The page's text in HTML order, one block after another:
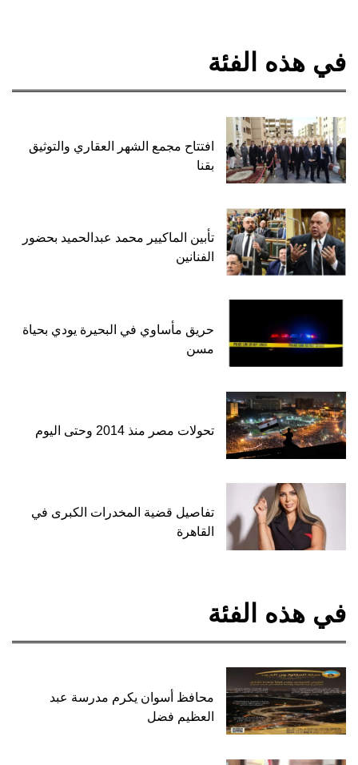
في هذه الفئة
افتتاح مجمع الشهر العقاري والتوثيق
بقنا
تأبين الماكيير محمد عبدالحميد بحضور
الفنانين
حريق مأساوي في البحيرة يودي بحياة
مسن
تحولات مصر منذ 2014 وحتى اليوم
تفاصيل قضية المخدرات الكبرى في
القاهرة
في هذه الفئة
محافظ أسوان يكرم مدرسة عبد
العظيم فضل